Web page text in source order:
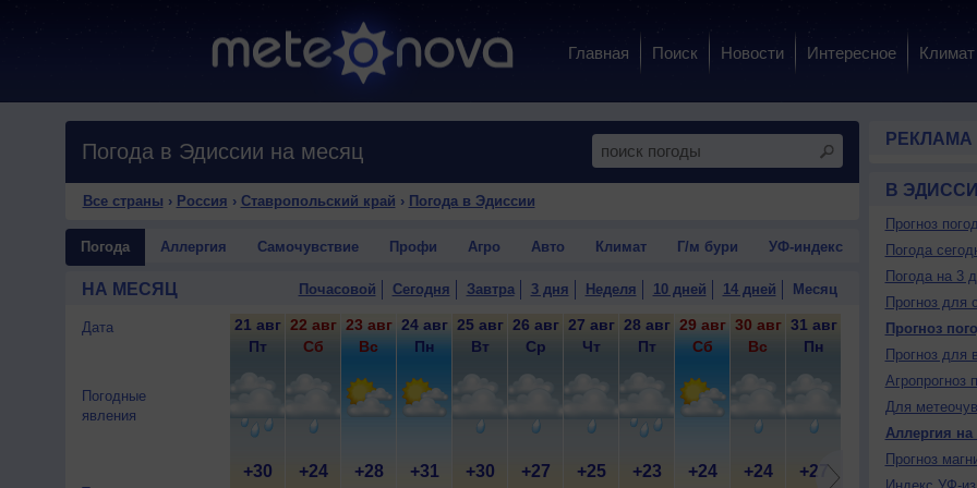
Главная Поиск Новости Интересное Климат
Погода в Эдиссии на месяц
Все страны › Россия › Ставропольский край › Погода в Эдиссии
Погода Аллергия Самочувствие Профи Агро Авто Климат Г/м бури УФ-индекс
НА МЕСЯЦ Почасовой Сегодня Завтра 3 дня Неделя 10 дней 14 дней Месяц
Дата
Погодные
явления
21 авг
Пт
+30
22 авг
Сб
+24
23 авг
Вс
+28
24 авг
Пн
+31
25 авг
Вт
+30
26 авг
Ср
+27
27 авг
Чт
+25
28 авг
Пт
+23
29 авг
Сб
+24
30 авг
Вс
+24
31 авг
Пн
+27
1 сен
2 сен
+29
3
РЕКЛАМА
В
Прогноз
Погода
Погода на 3
Прогноз для
Прогноз
Прогноз для
Агропрогноз
Для
Аллергия на
Прогноз